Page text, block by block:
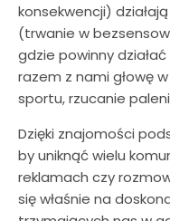
konsekwencji)
(trwanie w
gdzie powinny
razem z nami głowę
sportu, rzucanie
Dzięki znajomości
by uniknąć wielu
reklamach czy
się właśnie na